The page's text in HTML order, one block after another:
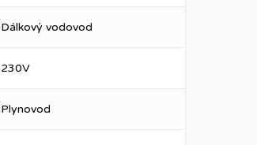
Dálkový vodovod
230V
Plynovod